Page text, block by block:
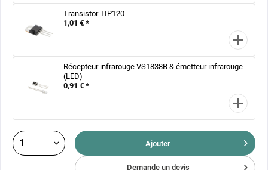
Transistor TIP120
1,01 € *
Récepteur infrarouge VS1838B & émetteur infrarouge
(LED)
0,91 € *
Ajouter
Demande un devis